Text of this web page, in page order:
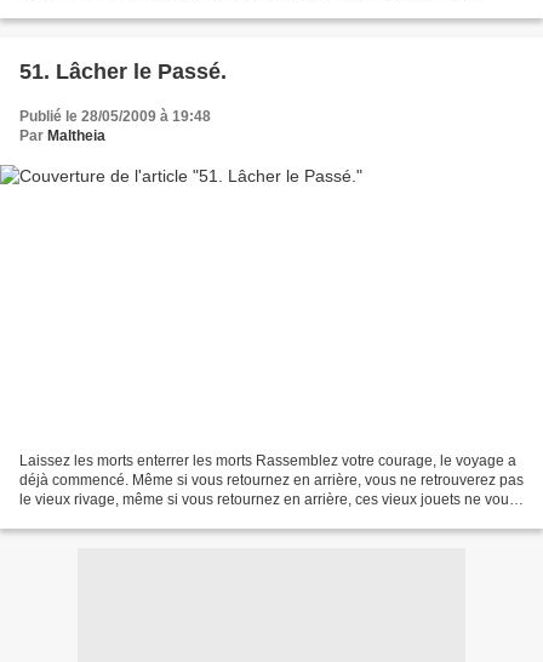
51. Lâcher le Passé.
Publié le 28/05/2009 à 19:48
Par Maltheia
Laissez les morts enterrer les morts Rassemblez votre courage, le voyage a
déjà commencé. Même si vous retournez en arrière, vous ne retrouverez pas
le vieux rivage, même si vous retournez en arrière, ces vieux jouets ne vous